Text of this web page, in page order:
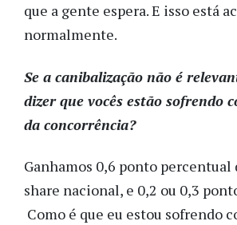
que a gente espera. E isso está
normalmente.
Se a canibalização não é
dizer que vocês estão sofrendo
da concorrência?
Ganhamos 0,6 ponto percentual
share nacional, e 0,2 ou 0,3
Como é que eu estou sofrendo